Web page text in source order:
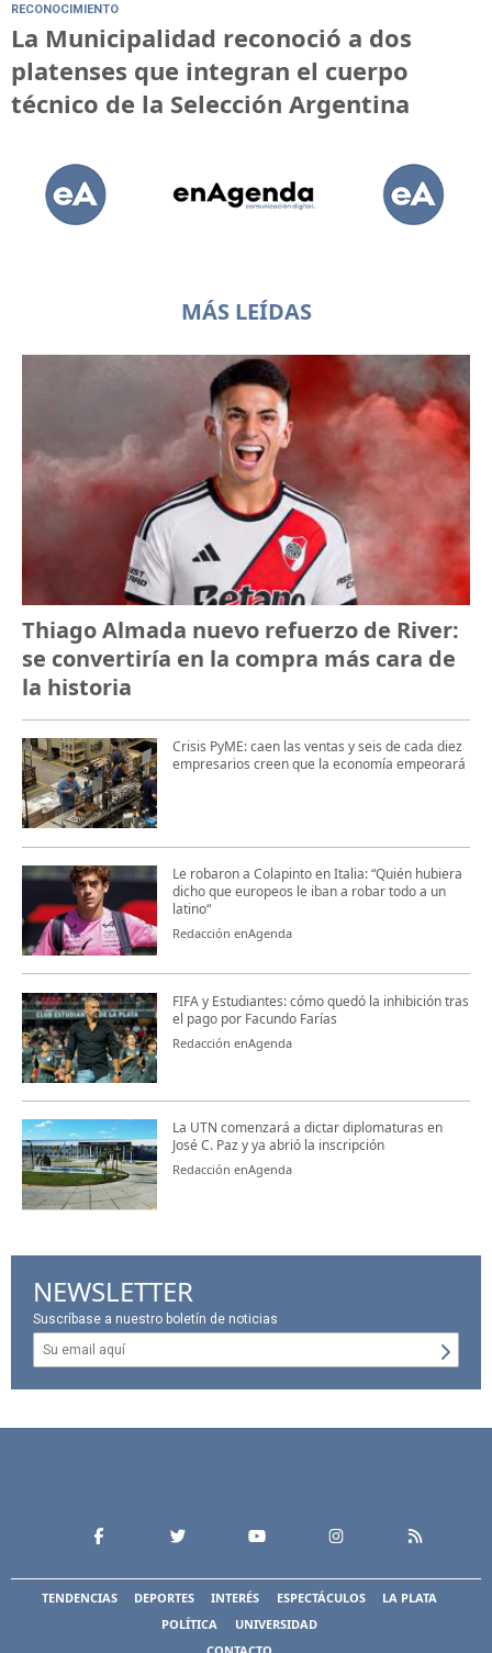
RECONOCIMIENTO
La Municipalidad reconoció a dos
platenses que integran el cuerpo
técnico de la Selección Argentina
MÁS LEÍDAS
Thiago Almada nuevo refuerzo de River:
se convertiría en la compra más cara de
la historia
Crisis PyME: caen las ventas y seis de cada diez
empresarios creen que la economía empeorará
Le robaron a Colapinto en Italia: “Quién hubiera
dicho que europeos le iban a robar todo a un
latino“
Redacción enAgenda
FIFA y Estudiantes: cómo quedó la inhibición tras
el pago por Facundo Farías
Redacción enAgenda
La UTN comenzará a dictar diplomaturas en
José C. Paz y ya abrió la inscripción
Redacción enAgenda
NEWSLETTER
Suscríbase a nuestro boletín de noticias
TENDENCIAS DEPORTES INTERÉS ESPECTÁCULOS
LA PLATA
POLÍTICA
UNIVERSIDAD